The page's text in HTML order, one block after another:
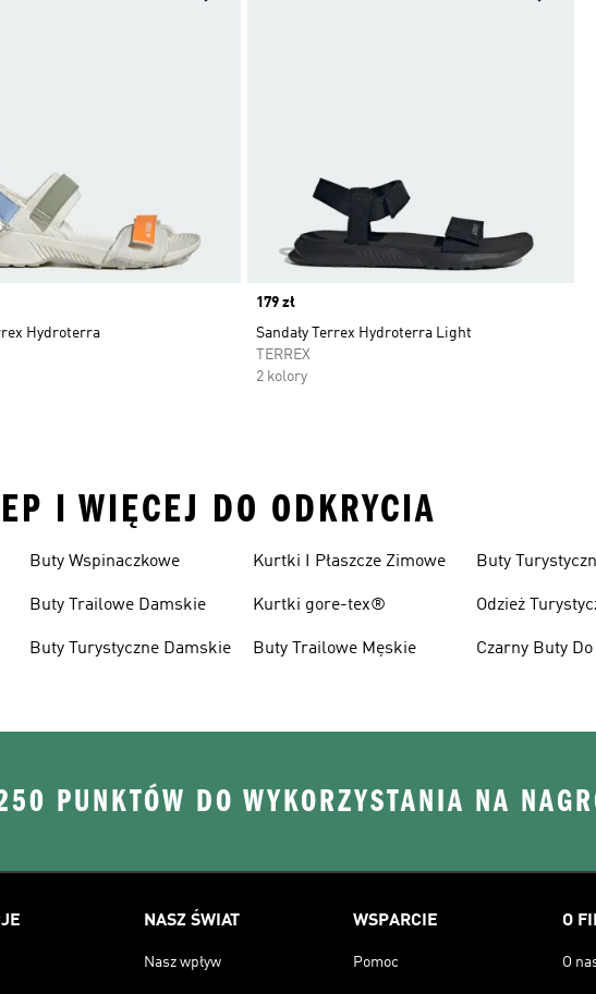
Hydroterra
Price
179 zł
Sandały Terrex Hydroterra Light
TERREX
2 kolory
I WIĘCEJ DO ODKRYCIA
Buty Wspinaczkowe
Buty Trailowe Damskie
Buty Turystyczne Damskie
Kurtki I Płaszcze Zimowe
Kurtki gore-tex®
Buty Trailowe Męskie
Buty
Odzież
Czarny Buty
PUNKTÓW DO WYKORZYSTANIA NA
NASZ ŚWIAT
Nasz wpływ
WSPARCIE
Pomoc
O
O